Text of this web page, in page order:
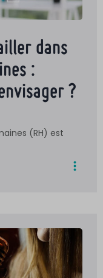
dans
:
?
(RH) est